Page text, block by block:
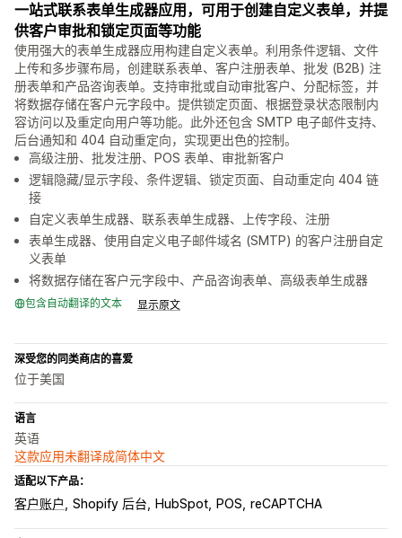
一站式联系表单生成器应用，可用于创建自定义表单，并提
供客户审批和锁定页面等功能
使用强大的表单生成器应用构建自定义表单。利用条件逻辑、文件
上传和多步骤布局，创建联系表单、客户注册表单、批发 (B2B) 注
册表单和产品咨询表单。支持审批或自动审批客户、分配标签，并
将数据存储在客户元字段中。提供锁定页面、根据登录状态限制内
容访问以及重定向用户等功能。此外还包含 SMTP 电子邮件支持、
后台通知和 404 自动重定向，实现更出色的控制。
高级注册、批发注册、POS 表单、审批新客户
逻辑隐藏/显示字段、条件逻辑、锁定页面、自动重定向 404 链
接
自定义表单生成器、联系表单生成器、上传字段、注册
表单生成器、使用自定义电子邮件域名 (SMTP) 的客户注册自定
义表单
将数据存储在客户元字段中、产品咨询表单、高级表单生成器
包含自动翻译的文本 显示原文
深受您的同类商店的喜爱
位于美国
语言
英语
这款应用未翻译成简体中文
适配以下产品：
客户账户 Shopify 后台 HubSpot POS reCAPTCHA